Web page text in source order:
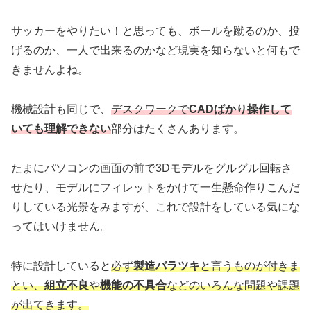
サッカーをやりたい！と思っても、ボールを蹴るのか、投
げるのか、一人で出来るのかなど現実を知らないと何もで
きませんよね。
機械設計も同じで、 デスクワークでCADばかり操作して
いても理解できない部分はたくさんあります。
たまにパソコンの画面の前で3Dモデルをグルグル回転さ
せたり、モデルにフィレットをかけて一生懸命作りこんだ
りしている光景をみますが、これで設計をしている気にな
ってはいけません。
特に設計していると必ず製造バラツキと言うものが付きま
とい、組立不良や機能の不具合などのいろんな問題や課題
が出てきます。